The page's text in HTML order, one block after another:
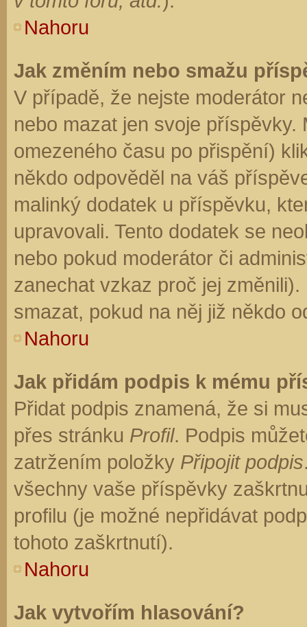
Nahoru
Jak změním nebo smažu
V případě, že nejste moderátor
nebo mazat jen svoje
omezeného času po přispění)
někdo odpověděl na váš
malinký dodatek u příspěvku,
upravovali. Tento dodatek se
nebo pokud moderátor či
zanechat vzkaz proč jej
smazat, pokud na něj již někdo
Nahoru
Jak přidám podpis k mému
Přidat podpis znamená, že si
přes stránku Profil. Podpis
zatržením položky Připojit podpis
všechny vaše příspěvky
profilu (je možné nepřidávat
tohoto zaškrtnutí).
Nahoru
Jak vytvořím hlasování?